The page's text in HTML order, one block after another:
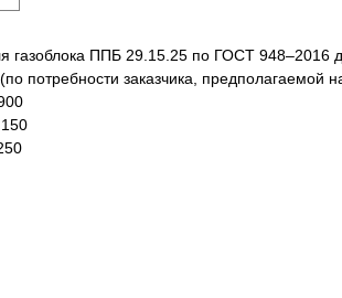
газоблока ППБ 29.15.25 по ГОСТ
потребности заказчика, предполагаемой